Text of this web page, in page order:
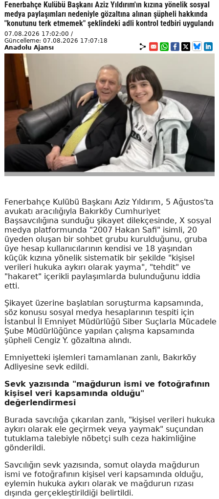
Fenerbahçe Kulübü Başkanı Aziz Yıldırım'ın kızına yönelik sosyal
medya paylaşımları nedeniyle gözaltına alınan şüpheli hakkında
"konutunu terk etmemek" şeklindeki adli kontrol tedbiri uygulandı
07.08.2026 17:02:00 /
Güncelleme: 07.08.2026 17:07:18
Anadolu Ajansı
Fenerbahçe Kulübü Başkanı Aziz Yıldırım, 5 Ağustos'ta
avukatı aracılığıyla Bakırköy Cumhuriyet
Başsavcılığına sunduğu şikayet dilekçesinde, X sosyal
medya platformunda "2007 Hakan Safi" isimli, 20
üyeden oluşan bir sohbet grubu kurulduğunu, gruba
üye hesap kullanıcılarının kendisi ve 18 yaşından
küçük kızına yönelik sistematik bir şekilde "kişisel
verileri hukuka aykırı olarak yayma", "tehdit" ve
"hakaret" içerikli paylaşımlarda bulunduğunu iddia
etti.
Şikayet üzerine başlatılan soruşturma kapsamında,
söz konusu sosyal medya hesaplarının tespiti için
İstanbul İl Emniyet Müdürlüğü Siber Suçlarla Mücadele
Şube Müdürlüğünce yapılan çalışma kapsamında
şüpheli Cengiz Y. gözaltına alındı.
Emniyetteki işlemleri tamamlanan zanlı, Bakırköy
Adliyesine sevk edildi.
Sevk yazısında "mağdurun ismi ve fotoğrafının
kişisel veri kapsamında olduğu"
değerlendirmesi
Burada savcılığa çıkarılan zanlı, "kişisel verileri hukuka
aykırı olarak ele geçirmek veya yaymak" suçundan
tutuklama talebiyle nöbetçi sulh ceza hakimliğine
gönderildi.
Savcılığın sevk yazısında, somut olayda mağdurun
ismi ve fotoğrafının kişisel veri kapsamında olduğu,
eylemin hukuka aykırı olarak ve mağdurun rızası
dışında gerçekleştirildiği belirtildi.